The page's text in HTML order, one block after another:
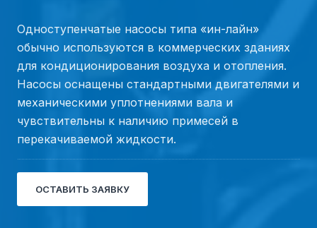
Одноступенчатые насосы типа «ин-лайн»
обычно используются в коммерческих зданиях
для кондиционирования воздуха и отопления.
Насосы оснащены стандартными двигателями и
механическими уплотнениями вала и
чувствительны к наличию примесей в
перекачиваемой жидкости.
ОСТАВИТЬ ЗАЯВКУ